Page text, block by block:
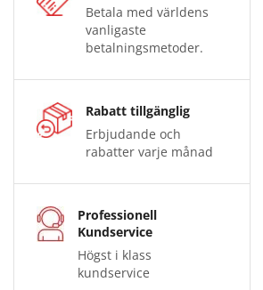
Betala med världens
vanligaste
betalningsmetoder.
Rabatt tillgänglig
Erbjudande och
rabatter varje månad
Professionell
Kundservice
Högst i klass
kundservice